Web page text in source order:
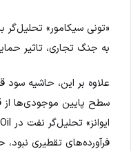
به جنگ تجاری، تاثیر
علاوه بر این، حاشیه سود
سطح پایین موجودی‌ها
فرآورده‌های تقطیری